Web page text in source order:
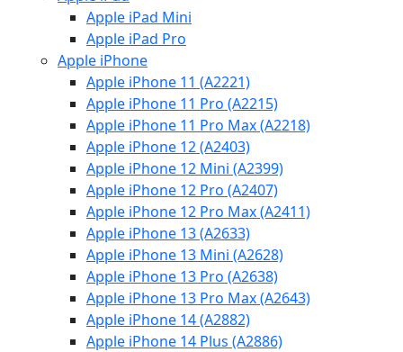
Apple iPad Mini
Apple iPad Pro
Apple iPhone
Apple iPhone 11 (A2221)
Apple iPhone 11 Pro (A2215)
Apple iPhone 11 Pro Max (A2218)
Apple iPhone 12 (A2403)
Apple iPhone 12 Mini (A2399)
Apple iPhone 12 Pro (A2407)
Apple iPhone 12 Pro Max (A2411)
Apple iPhone 13 (A2633)
Apple iPhone 13 Mini (A2628)
Apple iPhone 13 Pro (A2638)
Apple iPhone 13 Pro Max (A2643)
Apple iPhone 14 (A2882)
Apple iPhone 14 Plus (A2886)